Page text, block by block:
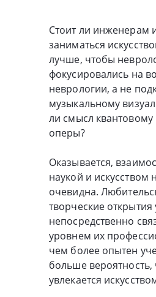
Стоит ли инженерам
заниматься
лучше, чтобы
фокусировались на
неврологии, а не
музыкальному
ли смысл квантовому
оперы?
Оказывается,
наукой и искусством
очевидна.
творческие
непосредственно
уровнем их
чем более опытен
больше вероятность,
увлекается